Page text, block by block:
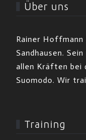
Über uns
Rainer Hoffmann
Sandhausen.
allen Kräften bei
Suomodo. Wir
Training